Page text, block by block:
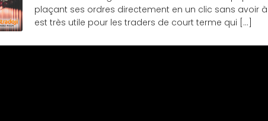
plaçant ses ordres directement en un clic sans avoir
est très utile pour les traders de court terme qui [...]